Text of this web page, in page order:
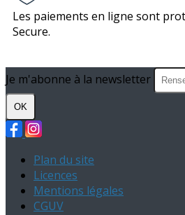
Les paiements en ligne sont
Secure.
Je m'abonne à la newsletter
OK
Plan du site
Licences
Mentions légales
CGUV